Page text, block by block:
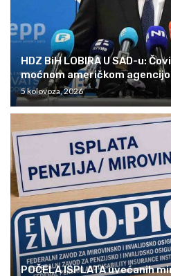
HDZ BiH LOBIRA U SAD-u:
moćnom američkom
5 kolovoza, 2026
POČELA ISPLATA uvećanih